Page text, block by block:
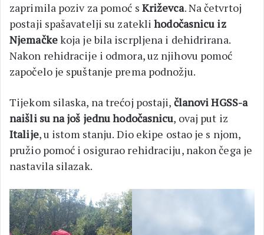
zaprimila poziv za pomoć s Križevca. Na četvrtoj
postaji spašavatelji su zateklihodočasnicu iz
Njemačkekoja je bila iscrpljena i dehidrirana.
Nakon rehidracije i odmora, uz njihovu pomoć
započelo je spuštanje prema podnožju.
Tijekom silaska, na trećoj postaji, članovi HGSS-a
naišli su na još jednu hodočasnicu, ovaj put iz
Italije, u istom stanju. Dio ekipe ostao je s njom,
pružio pomoć i osigurao rehidraciju, nakon čega je
nastavila silazak.